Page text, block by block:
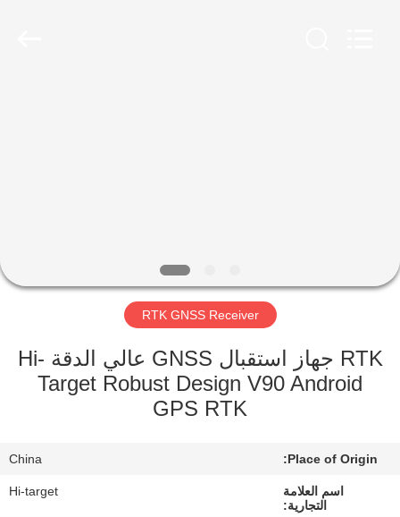
عنا
في
المعمل
الجودة
RTK GNSS Receiver
RTK جهاز استقبال GNSS عالي الدقة Hi-
Target Robust Design V90 Android
GPS RTK
Place of Origin:
China
اسم العلامة
التجارية:
Hi-target